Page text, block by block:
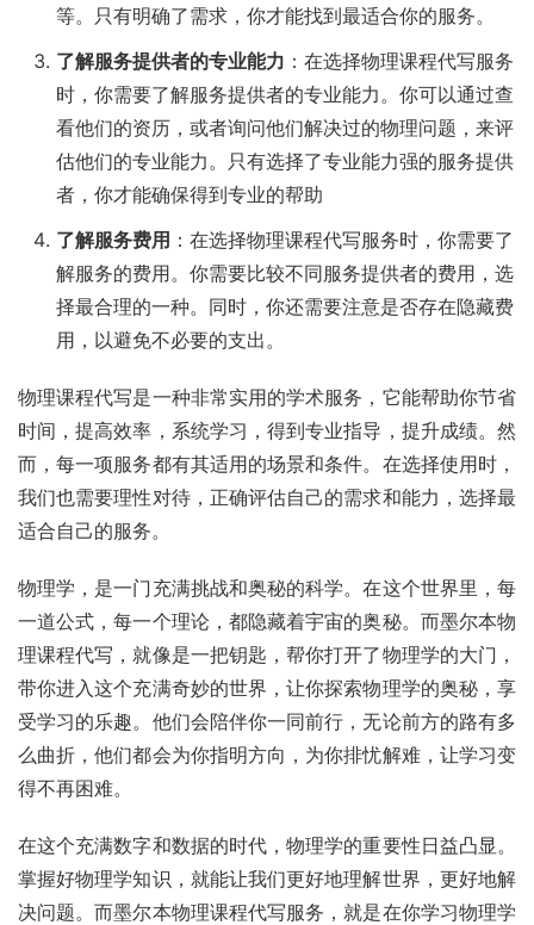
等。只有明确了需求，你才能找到最适合你的服务。
了解服务提供者的专业能力 ：在选择物理课程代写服务
时，你需要了解服务提供者的专业能力。你可以通过查
看他们的资历，或者询问他们解决过的物理问题，来评
估他们的专业能力。只有选择了专业能力强的服务提供
者，你才能确保得到专业的帮助
了解服务费用 ：在选择物理课程代写服务时，你需要了
解服务的费用。你需要比较不同服务提供者的费用，选
择最合理的一种。同时，你还需要注意是否存在隐藏费
用，以避免不必要的支出。
物理课程代写是一种非常实用的学术服务，它能帮助你节省
时间，提高效率，系统学习，得到专业指导，提升成绩。然
而，每一项服务都有其适用的场景和条件。在选择使用时，
我们也需要理性对待，正确评估自己的需求和能力，选择最
适合自己的服务。
物理学，是一门充满挑战和奥秘的科学。在这个世界里，每
一道公式，每一个理论，都隐藏着宇宙的奥秘。而墨尔本物
理课程代写，就像是一把钥匙，帮你打开了物理学的大门，
带你进入这个充满奇妙的世界，让你探索物理学的奥秘，享
受学习的乐趣。他们会陪伴你一同前行，无论前方的路有多
么曲折，他们都会为你指明方向，为你排忧解难，让学习变
得不再困难。
在这个充满数字和数据的时代，物理学的重要性日益凸显。
掌握好物理学知识，就能让我们更好地理解世界，更好地解
决问题。而墨尔本物理课程代写服务，就是在你学习物理学